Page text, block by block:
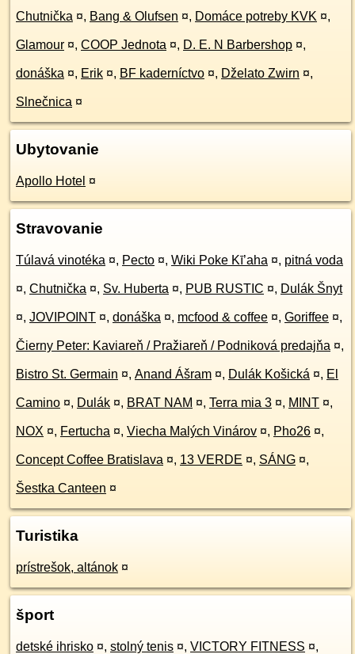
Chutnička ¤, Bang & Olufsen ¤, Domáce potreby KVK ¤,
Glamour ¤, COOP Jednota ¤, D. E. N Barbershop ¤,
donáška ¤, Erik ¤, BF kaderníctvo ¤, Dželato Zwirn ¤,
Slnečnica ¤
Ubytovanie
Apollo Hotel ¤
Stravovanie
Túlavá vinotéka ¤, Pecto ¤, Wiki Poke Kī’aha ¤, pitná voda
¤, Chutnička ¤, Sv. Huberta ¤, PUB RUSTIC ¤, Dulák Šnyt
¤, JOVIPOINT ¤, donáška ¤, mcfood & coffee ¤, Goriffee ¤,
Čierny Peter: Kaviareň / Pražiareň / Podniková predajňa ¤,
Bistro St. Germain ¤, Anand Ášram ¤, Dulák Košická ¤, El
Camino ¤, Dulák ¤, BRAT NAM ¤, Terra mia 3 ¤, MINT ¤,
NOX ¤, Fertucha ¤, Viecha Malých Vinárov ¤, Pho26 ¤,
Concept Coffee Bratislava ¤, 13 VERDE ¤, SÁNG ¤,
Šestka Canteen ¤
Turistika
prístrešok, altánok ¤
šport
detské ihrisko ¤, stolný tenis ¤, VICTORY FITNESS ¤,